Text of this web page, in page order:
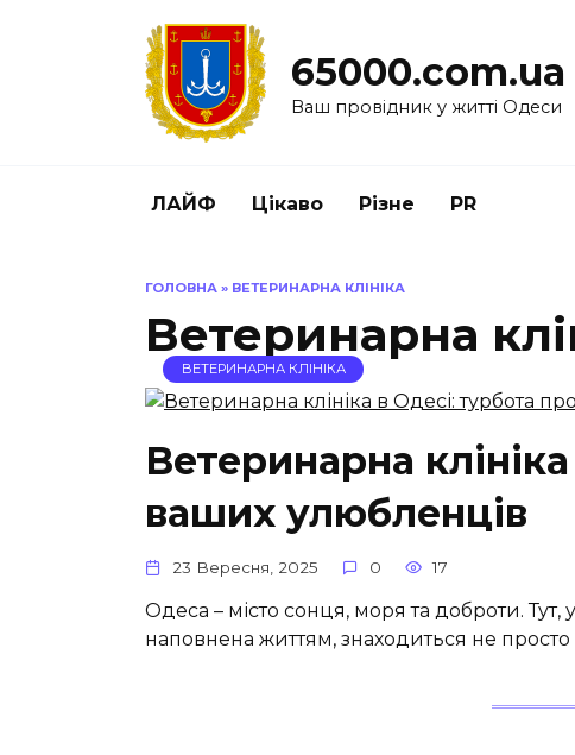
65000.com.ua
Ваш провідник у житті Одеси
ЛАЙФ Цікаво Різне PR
ГОЛОВНА » ВЕТЕРИНАРНА КЛІНІКА
Ветеринарна
ВЕТЕРИНАРНА КЛІНІКА
Ветеринарна
ваших улюбленців
23 Вересня, 2025 0 17
Одеса – місто сонця, моря та доброти.
наповнена життям, знаходиться не просто